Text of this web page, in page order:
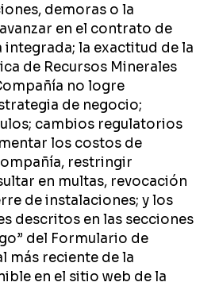
demoras o la
en el contrato de
la exactitud de la
de Recursos Minerales
no logre
de negocio;
cambios regulatorios
los costos de
restringir
en multas, revocación
de instalaciones; y los
descritos en las secciones
del Formulario de
más reciente de la
en el sitio web de la